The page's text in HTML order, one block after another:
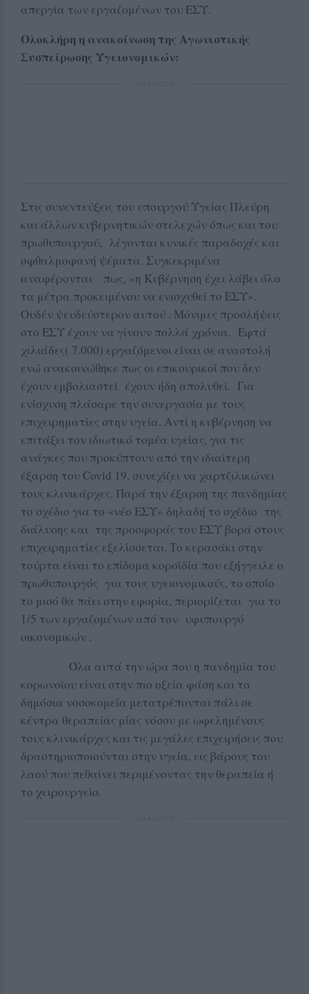
απεργία των εργαζομένων του ΕΣΥ.
Ολοκλήρη η ανακοίνωση της Αγωνιστικής
Συσπείρωσης Υγειονομικών:
Στις συνεντεύξεις του υπουργού Υγείας Πλεύρη
και άλλων κυβερνητικών στελεχών όπως και του
πρωθυπουργού, λέγονται κυνικές παραδοχές και
οφθαλμοφανή ψέματα. Συγκεκριμένα
αναφέρονται πως, «η Κυβέρνηση έχει λάβει όλα
τα μέτρα προκειμένου να ενισχυθεί το ΕΣΥ».
Ουδέν ψευδεύστερον αυτού . Μόνιμες προσλήψεις
στο ΕΣΥ έχουν να γίνουν πολλά χρόνια. Εφτά
χιλιάδες( 7.000) εργαζόμενοι είναι σε αναστολή
ενώ ανακοινώθηκε πως οι επικουρικοί που δεν
έχουν εμβολιαστεί έχουν ήδη απολυθεί. Για
ενίσχυση πλάσαρε την συνεργασία με τους
επιχειρηματίες στην υγεία. Αντί η κυβέρνηση να
επιτάξει τον ιδιωτικό τομέα υγείας, για τις
ανάγκες που προκύπτουν από την ιδιαίτερη
έξαρση του Covid 19, συνεχίζει να χαρτζιλικώνει
τους κλινικάρχες. Παρά την έξαρση της πανδημίας
το σχέδιο για το «νέο ΕΣΥ» δηλαδή το σχέδιο της
διάλυσης και της προσφοράς του ΕΣΥ βορά στους
επιχειρηματίες εξελίσσεται. Το κερασάκι στην
τούρτα είναι το επίδομα κοροϊδία που εξήγγειλε ο
πρωθυπουργός για τους υγειονομικούς, το οποίο
το μισό θα πάει στην εφορία, περιορίζεται για το
1/5 των εργαζομένων από τον υφυπουργό
οικονομικών .
Όλα αυτά την ώρα που η πανδημία του
κορωνοϊου είναι στην πιο οξεία φάση και τα
δημόσια νοσοκομεία μετατρέπονται πάλι σε
κέντρα θεραπείας μίας νόσου με ωφελημένους
τους κλινικάρχες και τις μεγάλες επιχειρήσεις που
δραστηριοποιούνται στην υγεία, εις βάρους του
λαού που πεθαίνει περιμένοντας την θεραπεία ή
το χειρουργείο.